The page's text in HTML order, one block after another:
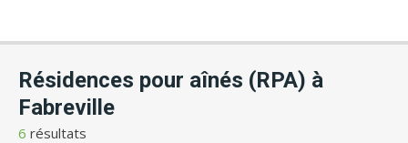
Résidences pour aînés (RPA) à
Fabreville
6 résultats